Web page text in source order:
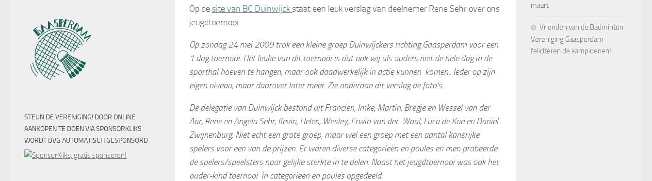
Op de site van BC Duinwijck staat een leuk verslag van deelnemer Rene Sehr over ons
jeugdtoernooi:
Op zondag 24 mei 2009 trok een kleine groep Duinwijckers richting Gaasperdam voor een
1 dag toernooi. Het leuke van dit toernooi is dat ook wij als ouders niet de hele dag in de
sporthal hoeven te hangen, maar ook daadwerkelijk in actie kunnen komen.. Ieder op zijn
eigen niveau, maar daarover later meer. Zie onderaan dit verslag de foto’s.
De delegatie van Duinwijck bestond uit Francien, Imke, Martin, Bregje en Wessel van der
Aar, Rene en Angela Sehr, Kevin, Helen, Wesley, Erwin van der Waal, Luca de Koe en Daniel
Zwijnenburg. Niet echt een grote groep, maar wel een groep met een aantal kansrijke
spelers voor een van de prijzen. Er waren diverse categorieën en poules en men probeerde
de spelers/speelsters naar gelijke sterkte in te delen. Naast het jeugdtoernooi was ook het
ouder-kind toernooi in categorieën en poules opgedeeld.
STEUN DE VERENIGING! DOOR ONLINE
AANKOPEN TE DOEN VIA SPONSORKLIKS
WORDT BVG AUTOMATISCH GESPONSORD
maart
Vrienden van de Badminton
Vereniging Gaasperdam
feliciteren de kampioenen!